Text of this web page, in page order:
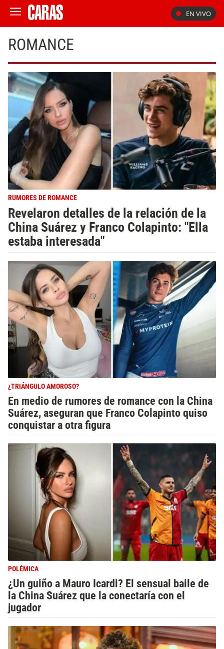
EN VIVO
ROMANCE
RUMORES DE ROMANCE
Revelaron detalles de la relación de la
China Suárez y Franco Colapinto: "Ella
estaba interesada"
¿TRIÁNGULO AMOROSO?
En medio de rumores de romance con la China
Suárez, aseguran que Franco Colapinto quiso
conquistar a otra figura
POLÉMICA
¿Un guiño a Mauro Icardi? El sensual baile de
la China Suárez que la conectaría con el
jugador